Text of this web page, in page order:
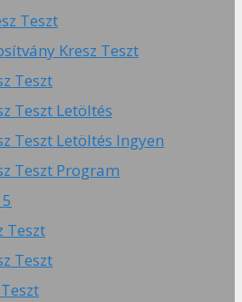
Teszt
Kresz Teszt
Teszt
Teszt Letöltés
Teszt Letöltés Ingyen
Teszt Program
Teszt
Teszt